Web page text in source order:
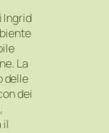
Ingrid
La
delle
dei
il